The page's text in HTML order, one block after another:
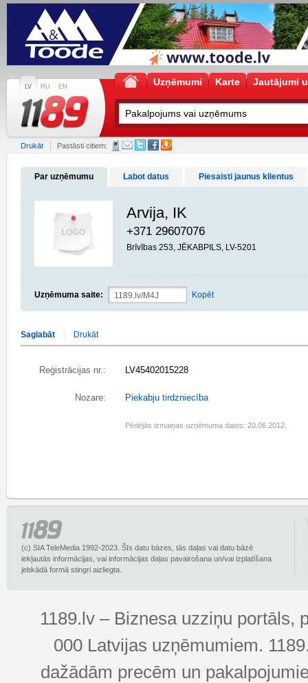
LV RU EN Uzņēmumi Karte Jautājumi
Drukāt Pastāsti citiem:
Par uzņēmumu Labot datus Piesaisti jaunus klientus
Arvija, IK
+371 29607076
Brīvības 253, JĒKABPILS, LV-5201
Uzņēmuma saite: Kopēt
Saglabāt Drukāt
Reģistrācijas nr.: LV45402015228
Nozare: Piekabju tirdzniecība
Pēdējās izmaiņas uzņēmuma datos: 20.06.2012.
(c) SIA TeleMedia 1992-2023. Šīs datu bāzes, tās daļas vai datu bāzē
iekļautās informācijas, vai informācijas daļas pavairošana un/vai izplatīšana
jebkādā formā stingri aizliegta.
1189.lv – Biznesa uzziņu portāls,
000 Latvijas uzņēmumiem.
dažādām precēm un